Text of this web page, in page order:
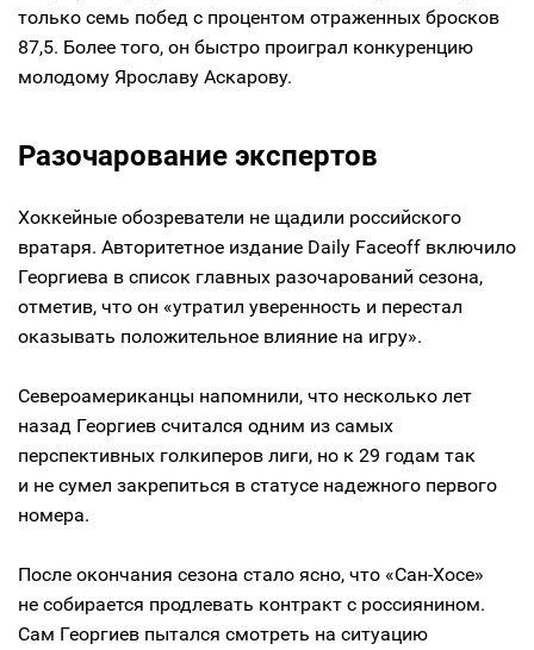
только семь побед с процентом отраженных бросков
87,5. Более того, он быстро проиграл конкуренцию
молодому Ярославу Аскарову.
Разочарование экспертов
Хоккейные обозреватели не щадили российского
вратаря. Авторитетное издание Daily Faceoff включило
Георгиева в список главных разочарований сезона,
отметив, что он «утратил уверенность и перестал
оказывать положительное влияние на игру».
Североамериканцы напомнили, что несколько лет
назад Георгиев считался одним из самых
перспективных голкиперов лиги, но к 29 годам так
и не сумел закрепиться в статусе надежного первого
номера.
После окончания сезона стало ясно, что «Сан-Хосе»
не собирается продлевать контракт с россиянином.
Сам Георгиев пытался смотреть на ситуацию